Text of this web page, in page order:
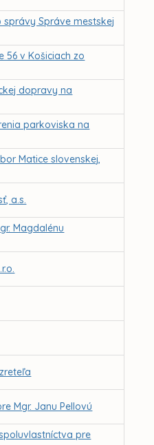
správy Správe mestskej
v Košiciach zo
dopravy na
parkoviska na
Matice slovenskej,
a.s.
Magdalénu
Mgr. Janu Pellovú
pre